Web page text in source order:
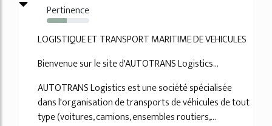
Pertinence
47%
LOGISTIQUE ET TRANSPORT MARITIME DE VEHICULES
Bienvenue sur le site d'AUTOTRANS Logistics...
AUTOTRANS Logistics est une société spécialisée
dans l'organisation de transports de véhicules de tout
type (voitures, camions, ensembles routiers,...